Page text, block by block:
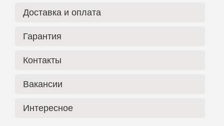
Доставка и оплата
Гарантия
Контакты
Вакансии
Интересное